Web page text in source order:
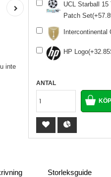
inte
UCL Starball 15
Patch
Intercontinental
HP
ANTAL
Storleksguide